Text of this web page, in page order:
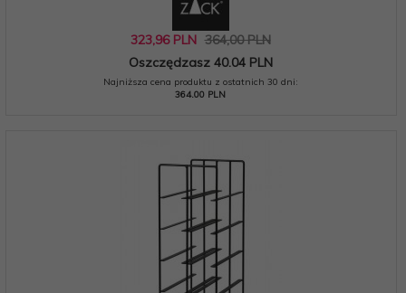
323,96 PLN 364,00 PLN
Oszczędzasz 40.04 PLN
Najniższa cena produktu z ostatnich 30 dni:
364.00 PLN